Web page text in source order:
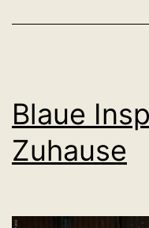
Blaue
Zuhause